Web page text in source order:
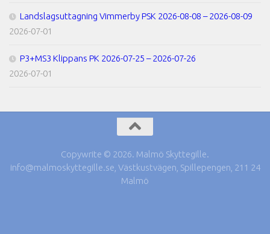
Landslagsuttagning Vimmerby PSK 2026-08-08 – 2026-08-09
2026-07-01
P3+MS3 Klippans PK 2026-07-25 – 2026-07-26
2026-07-01
Copywrite © 2026. Malmö Skyttegille.
info@malmoskyttegille.se, Västkustvägen, Spillepengen, 211 24
Malmö